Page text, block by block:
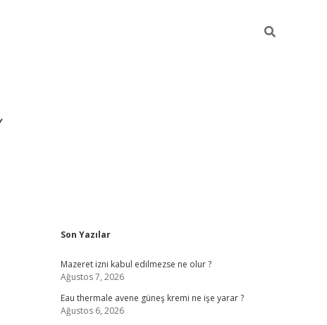
Sidebar
Son Yazılar
Mazeret izni kabul edilmezse ne olur ?
Ağustos 7, 2026
Eau thermale avene güneş kremi ne işe yarar ?
Ağustos 6, 2026